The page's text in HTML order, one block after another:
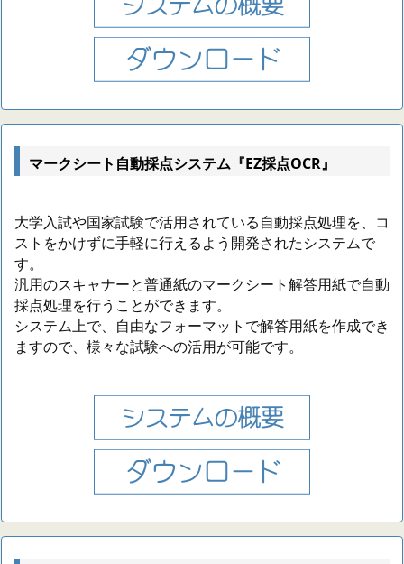
マークシート自動採点システム『EZ採点OCR』
大学入試や国家試験で活用されている自動採点処理を、コ
ストをかけずに手軽に行えるよう開発されたシステムで
す。
汎用のスキャナーと普通紙のマークシート解答用紙で自動
採点処理を行うことができます。
システム上で、自由なフォーマットで解答用紙を作成でき
ますので、様々な試験への活用が可能です。